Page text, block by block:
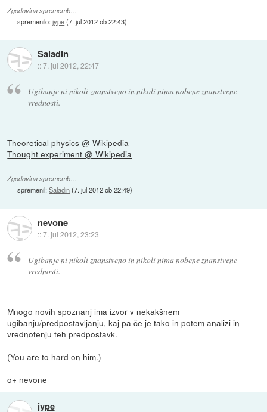
Zgodovina sprememb…
spremenilo:jype(7. jul 2012 ob 22:43)
Saladin
::7. jul 2012, 22:47
Ugibanje ni nikoli znanstveno in nikoli nima nobene znanstvene
vrednosti.
Theoretical physics @ Wikipedia
Thought experiment @ Wikipedia
Zgodovina sprememb…
spremenil:Saladin(7. jul 2012 ob 22:49)
nevone
::7. jul 2012, 23:23
Ugibanje ni nikoli znanstveno in nikoli nima nobene znanstvene
vrednosti.
Mnogo novih spoznanj ima izvor v nekakšnem
ugibanju/predpostavljanju, kaj pa če je tako in potem analizi in
vrednotenju teh predpostavk.
(You are to hard on him.)
o+ nevone
jype